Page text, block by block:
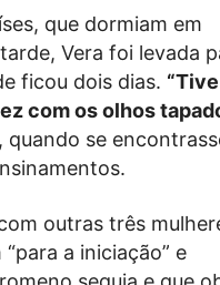
que dormiam em
Vera foi levada
ficou dois dias.
com os olhos
quando se
outras três
a iniciação” e